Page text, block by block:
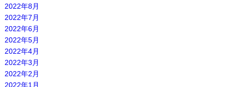
2022年8月
2022年7月
2022年6月
2022年5月
2022年4月
2022年3月
2022年2月
2022年1月